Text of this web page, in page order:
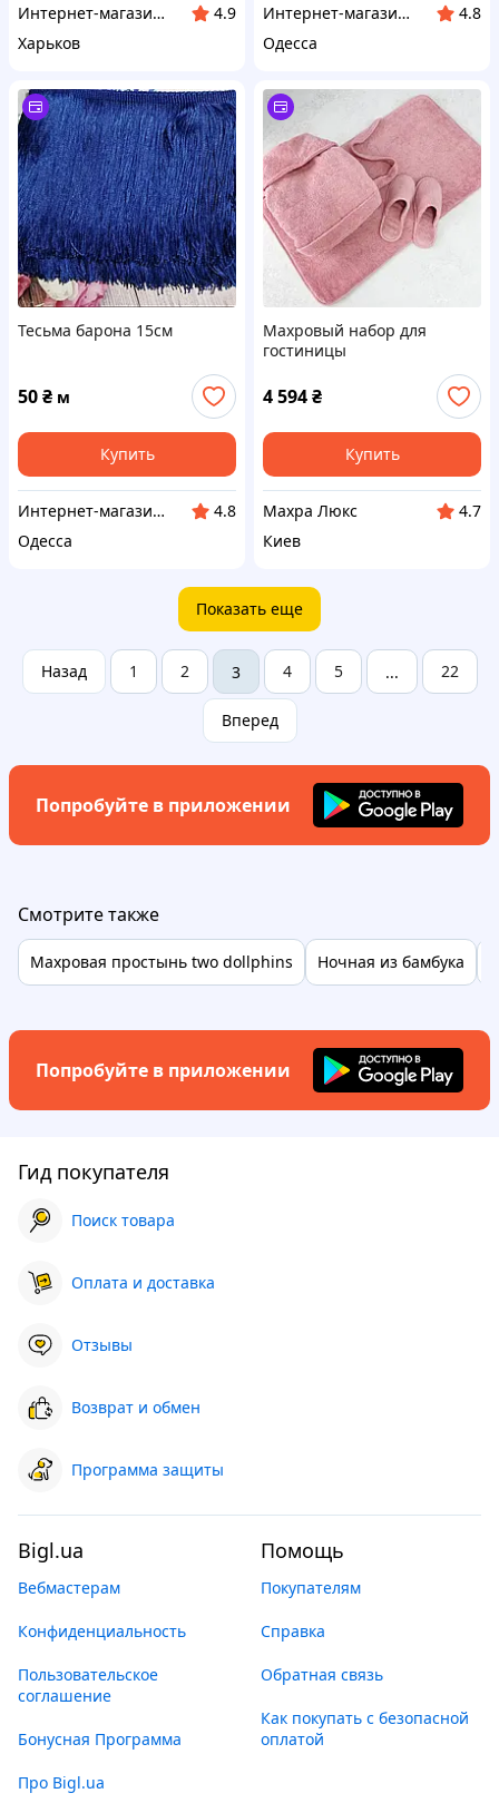
Интернет-магазин "Sweet Home"
4.9
Харьков
Интернет-магазин Sizam
4.8
Одесса
Тесьма барона 15см
50₴ м
Купить
Интернет-магазин Sizam
4.8
Одесса
Махровый набор для
гостиницы
4 594₴
Купить
Махра Люкс
4.7
Киев
Показать еще
Назад 1 2 3 4 5 ... 22
Вперед
Попробуйте в приложении
Смотрите также
Махровая простынь two dollphins Ночная из бамбука
Попробуйте в приложении
Гид покупателя
Поиск товара
Оплата и доставка
Отзывы
Возврат и обмен
Программа защиты
Bigl.ua
Вебмастерам
Конфиденциальность
Пользовательское
соглашение
Бонусная Программа
Про Bigl.ua
Помощь
Покупателям
Справка
Обратная связь
Как покупать с безопасной
оплатой